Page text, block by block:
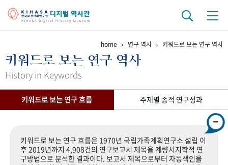
걸어온 길 기관 변천사 역대 기관장
연구 역사
home 연구 역사 키워드로 보는 연구 역사
키워드로 보는 연구 역사
History in Keywords
키워드로 보는 연구 흐름 주제별 종적 연구성과
키워드로 보는 연구 흐름은 1970년 국립가족계획연구소 설립 이
후 2019년까지 4,908건의 연구보고서 제목을 계량서지학적 연
구방법으로 분석한 결과이다. 보고서 제목으로부터 자동색인을